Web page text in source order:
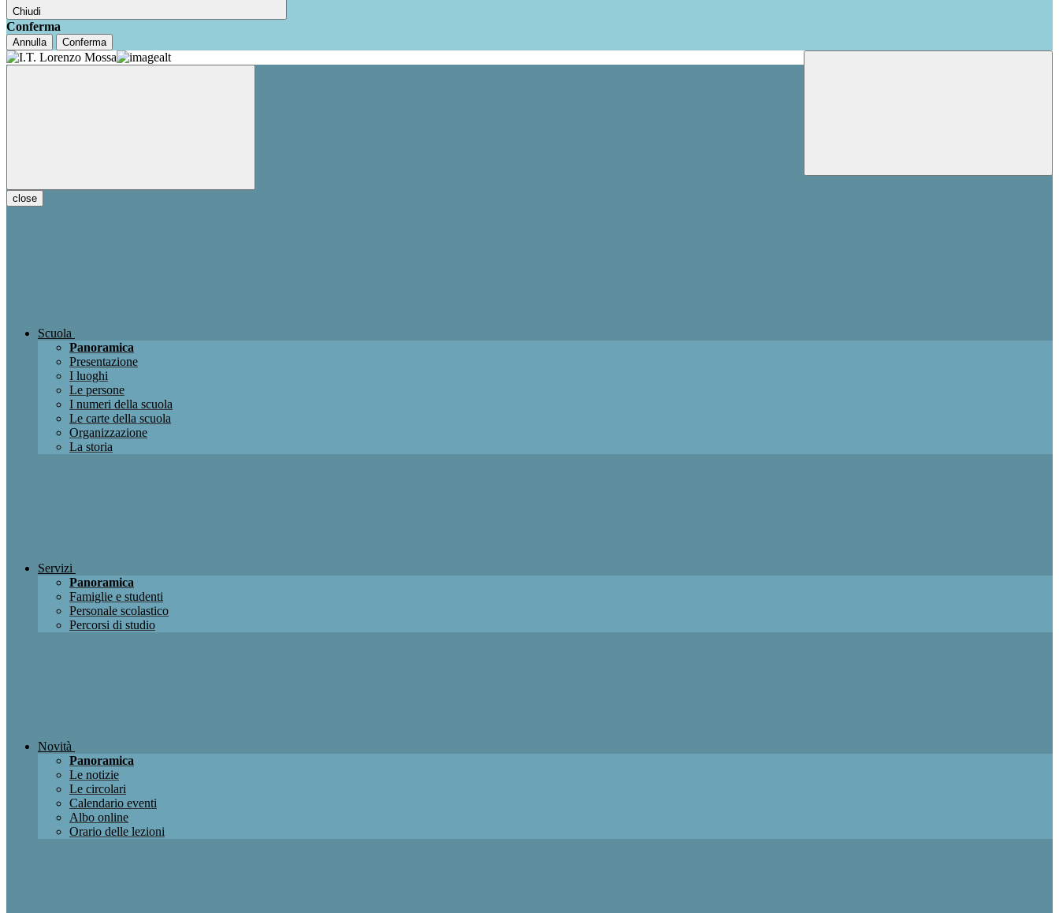
Chiudi
Conferma
Annulla Conferma
close
Scuola
Panoramica
Presentazione
I luoghi
Le persone
I numeri della scuola
Le carte della scuola
Organizzazione
La storia
Servizi
Panoramica
Famiglie e studenti
Personale scolastico
Percorsi di studio
Novità
Panoramica
Le notizie
Le circolari
Calendario eventi
Albo online
Orario delle lezioni